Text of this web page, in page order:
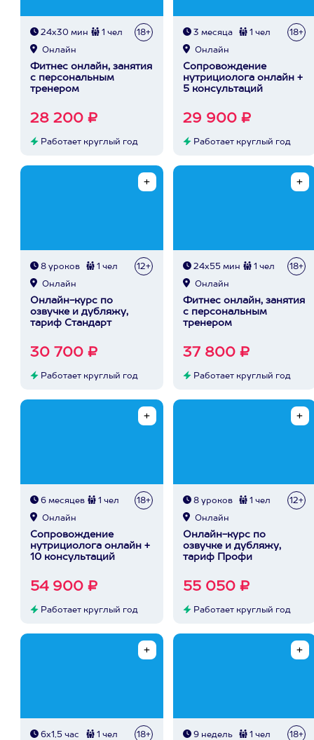
24х30 мин 1 чел 18+
Онлайн
Фитнес онлайн, занятия
с персональным
тренером
28 200 ₽
Работает круглый год
3 месяца 1 чел 18+
Онлайн
Сопровождение
нутрициолога онлайн +
5 консультаций
29 900 ₽
Работает круглый год
8 уроков 1 чел 12+
Онлайн
Онлайн-курс по
озвучке и дубляжу,
тариф Стандарт
30 700 ₽
Работает круглый год
24х55 мин 1 чел 18+
Онлайн
Фитнес онлайн, занятия
с персональным
тренером
37 800 ₽
Работает круглый год
6 месяцев 1 чел 18+
Онлайн
Сопровождение
нутрициолога онлайн +
10 консультаций
54 900 ₽
Работает круглый год
8 уроков 1 чел 12+
Онлайн
Онлайн-курс по
озвучке и дубляжу,
тариф Профи
55 050 ₽
Работает круглый год
6х1,5 час 1 чел 18+ 9 недель 1 чел 18+